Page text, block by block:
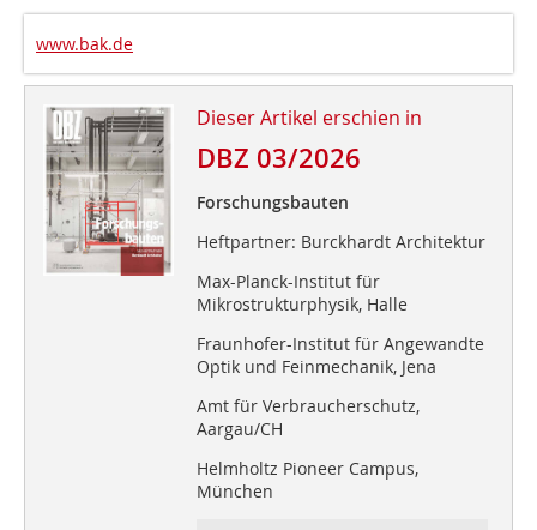
www.bak.de
Dieser Artikel erschien in
DBZ 03/2026
Forschungsbauten
Heftpartner: Burckhardt Architektur
Max-Planck-Institut für
Mikrostrukturphysik, Halle
Fraunhofer-Institut für Angewandte
Optik und Feinmechanik, Jena
Amt für Verbraucherschutz,
Aargau/CH
Helmholtz Pioneer Campus,
München